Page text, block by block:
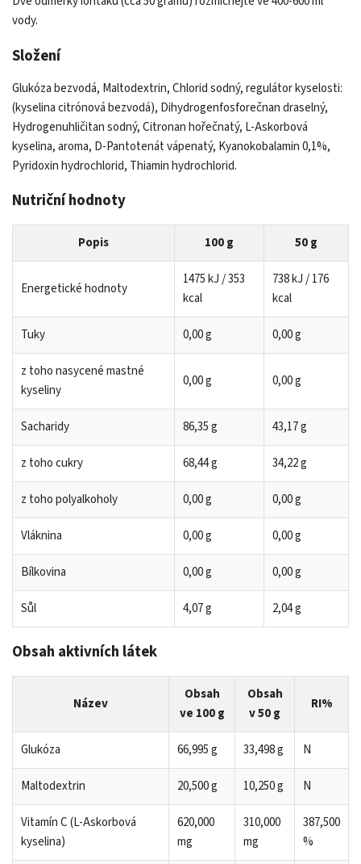
vody.
Složení
Glukóza bezvodá, Maltodextrin, Chlorid sodný, regulátor kyselosti:
(kyselina citrónová bezvodá), Dihydrogenfosforečnan draselný,
Hydrogenuhličitan sodný, Citronan hořečnatý, L-Askorbová
kyselina, aroma, D-Pantotenát vápenatý, Kyanokobalamin 0,1%,
Pyridoxin hydrochlorid, Thiamin hydrochlorid.
Nutriční hodnoty
Popis 100 g 50 g
Energetické hodnoty
1475 kJ / 353
kcal
738 kJ / 176
kcal
Tuky 0,00 g 0,00 g
z toho nasycené mastné
kyseliny
0,00 g 0,00 g
Sacharidy 86,35 g 43,17 g
z toho cukry 68,44 g 34,22 g
z toho polyalkoholy 0,00 g 0,00 g
Vláknina 0,00 g 0,00 g
Bílkovina 0,00 g 0,00 g
Sůl 4,07 g 2,04 g
Obsah aktivních látek
Název
Obsah
ve 100 g
Obsah
v 50 g
RI%
Glukóza 66,995 g 33,498 g N
Maltodextrin 20,500 g 10,250 g N
Vitamín C (L-Askorbová
kyselina)
620,000
mg
310,000
mg
387,500
%